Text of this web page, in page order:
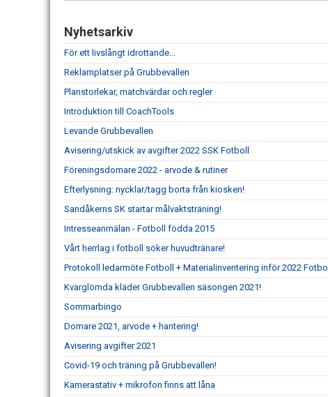
Nyhetsarkiv
För ett livslångt idrottande...
Reklamplatser på Grubbevallen
Planstorlekar, matchvärdar och regler
Introduktion till CoachTools
Levande Grubbevallen
Avisering/utskick av avgifter 2022 SSK Fotboll
Föreningsdomare 2022 - arvode & rutiner
Efterlysning: nycklar/tagg borta från kiosken!
Sandåkerns SK startar målvaktsträning!
Intresseanmälan - Fotboll födda 2015
Vårt herrlag i fotboll söker huvudtränare!
Protokoll ledarmöte Fotboll + Materialinventering inför 2022 Fotboll
Kvarglömda kläder Grubbevallen säsongen 2021!
Sommarbingo
Domare 2021, arvode + hantering!
Avisering avgifter 2021
Covid-19 och träning på Grubbevallen!
Kamerastativ + mikrofon finns att låna